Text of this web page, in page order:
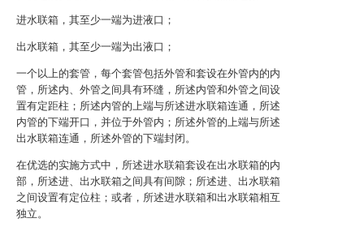
进水联箱，其至少一端为进液口；
出水联箱，其至少一端为出液口；
一个以上的套管，每个套管包括外管和套设在外管内的内
管，所述内、外管之间具有环缝，所述内管和外管之间设
置有定距柱；所述内管的上端与所述进水联箱连通，所述
内管的下端开口，并位于外管内；所述外管的上端与所述
出水联箱连通，所述外管的下端封闭。
在优选的实施方式中，所述进水联箱套设在出水联箱的内
部，所述进、出水联箱之间具有间隙；所述进、出水联箱
之间设置有定位柱；或者，所述进水联箱和出水联箱相互
独立。